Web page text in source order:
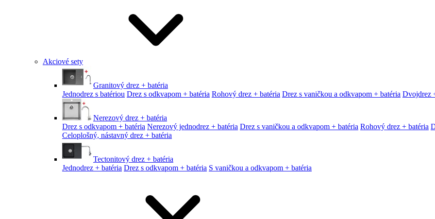
Akciové sety
Granitový drez + batéria
Jednodrez s batériou Drez s odkvapom + batéria Rohový drez + batéria Drez s vaničkou a odkvapom + batéria Dvojdrez
Nerezový drez + batéria
Drez s odkvapom + batéria Nerezový jednodrez + batéria Drez s vaničkou a odkvapom + batéria Rohový drez + batéria
Celoplošný, nástavný drez + batéria
Tectonitový drez + batéria
Jednodrez + batéria Drez s odkvapom + batéria S vaničkou a odkvapom + batéria